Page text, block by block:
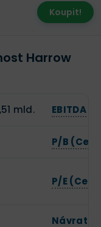
Koupit!
Harrow
mld. EBITDA
P/B
P/E